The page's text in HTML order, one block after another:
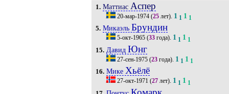
1. Маттиас Аспер
20-мар-1974(25лет). 1 1 1 1
5. Микаэль Брундин
5-окт-1965(33года). 1 1 1 1
15. Давид Юнг
27-сен-1975(23года). 1 1 1 1
16. Мике Хьёлё
27-окт-1971 (27лет). 1 1 1 1